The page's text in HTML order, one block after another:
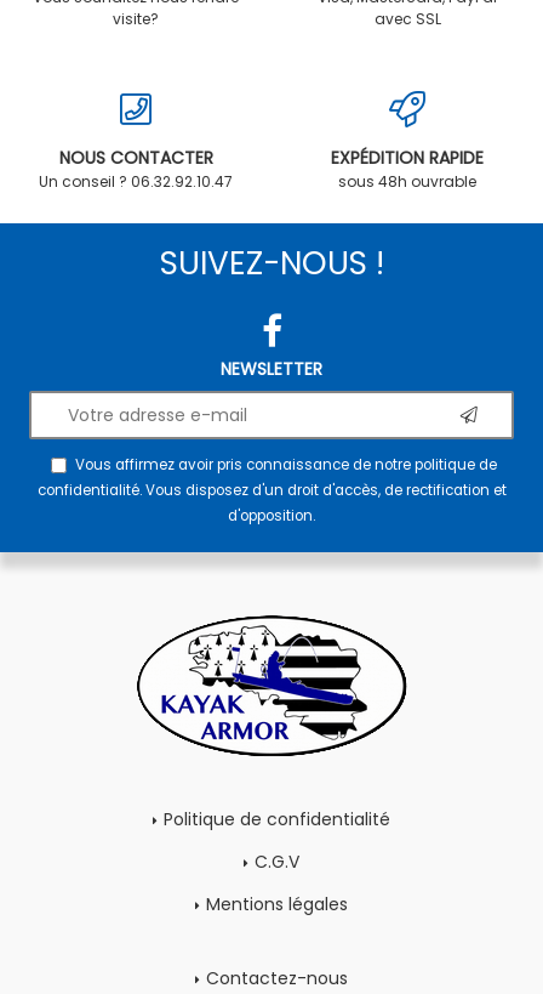
visite?
avec SSL
NOUS CONTACTER
Un conseil ? 06.32.92.10.47
EXPÉDITION RAPIDE
sous 48h ouvrable
SUIVEZ-NOUS !
NEWSLETTER
Vous affirmez avoir pris connaissance de notrepolitique de
confidentialité. Vous disposez d'un droit d'accès, de rectification et
d'opposition.
Politique de confidentialité
C.G.V
Mentions légales
Contactez-nous